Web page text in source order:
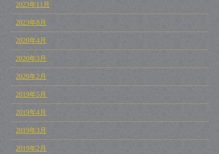
2023年11月
2023年8月
2020年4月
2020年3月
2020年2月
2019年5月
2019年4月
2019年3月
2019年2月